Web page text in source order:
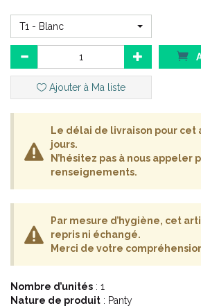
T1 - Blanc
Ajouter à Ma liste
Le délai de livraison pour cet
jours.
N’hésitez pas à nous appeler
renseignements.
Par mesure d’hygiène, cet
repris ni échangé.
Merci de votre
Nombre d’unités : 1
Nature de produit : Panty